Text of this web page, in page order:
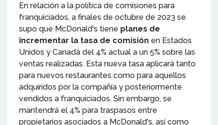
En relación a la política de comisiones para
franquiciados, a finales de octubre de 2023 se
supo que McDonald's tiene planes de
incrementar la tasa de comisión en Estados
Unidos y Canadá del 4% actual a un 5% sobre las
ventas realizadas. Esta nueva tasa aplicará tanto
para nuevos restaurantes como para aquellos
adquiridos por la compañía y posteriormente
vendidos a franquiciados. Sin embargo, se
mantendrá el 4% para traspasos entre
propietarios asociados a McDonald's, así como